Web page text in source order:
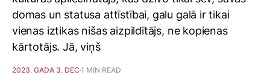
domas un statusa attīstībai, galu galā ir tikai
vienas iztikas nišas aizpildītājs, ne kopienas
kārtotājs. Jā, viņš
2023. GADA 3. DEC 1 MIN READ